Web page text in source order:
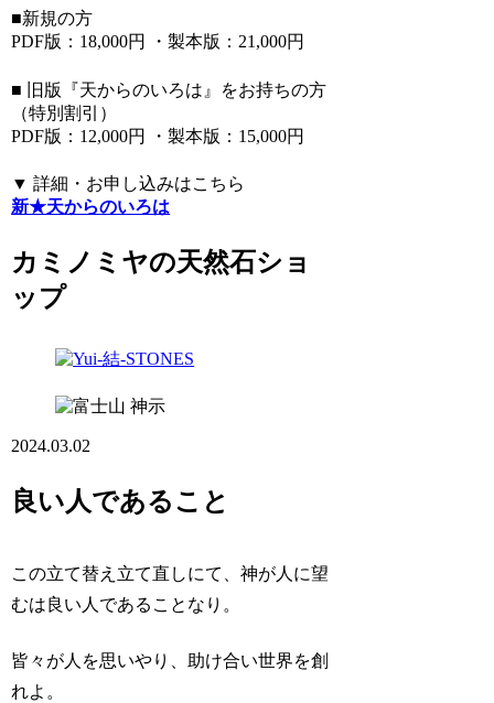
■新規の方
PDF版：18,000円 ・製本版：21,000円
■ 旧版『天からのいろは』をお持ちの方
（特別割引）
PDF版：12,000円 ・製本版：15,000円
▼ 詳細・お申し込みはこちら
新★天からのいろは
カミノミヤの天然石ショ
ップ
神示
2024.03.02
良い人であること
この立て替え立て直しにて、神が人に望
むは良い人であることなり。
皆々が人を思いやり、助け合い世界を創
れよ。